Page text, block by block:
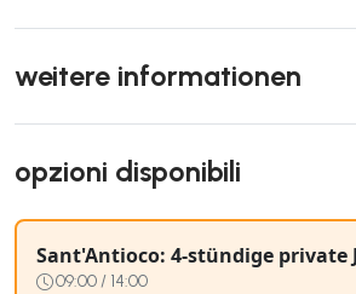
weitere informationen
opzioni disponibili
Sant'Antioco: 4-stündige private
09:00 / 14:00